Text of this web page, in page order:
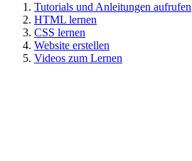
Tutorials und Anleitungen aufrufen
HTML lernen
CSS lernen
Website erstellen
Videos zum Lernen